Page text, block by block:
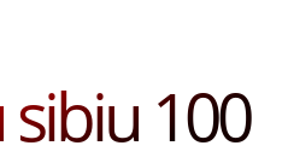
100